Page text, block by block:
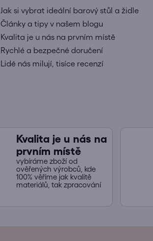
Jak si vybrat ideální barový stůl a židle
Články a tipy v našem blogu
Kvalita je u nás na prvním místě
Rychlé a bezpečné doručení
Lidé nás milují, tisíce recenzí
Kvalita je u nás na
prvním místě
vybíráme zboží od
ověřených výrobců, kde
100% věříme jak kvalitě
materiálů, tak zpracování